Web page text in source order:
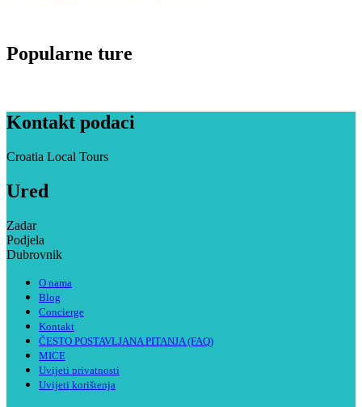
Popularne ture
Kontakt podaci
Croatia Local Tours
Ured
Zadar
Podjela
Dubrovnik
O nama
Blog
Concierge
Kontakt
ČESTO POSTAVLJANA PITANJA (FAQ)
MICE
Uvijeti privatnosti
Uvijeti korištenja